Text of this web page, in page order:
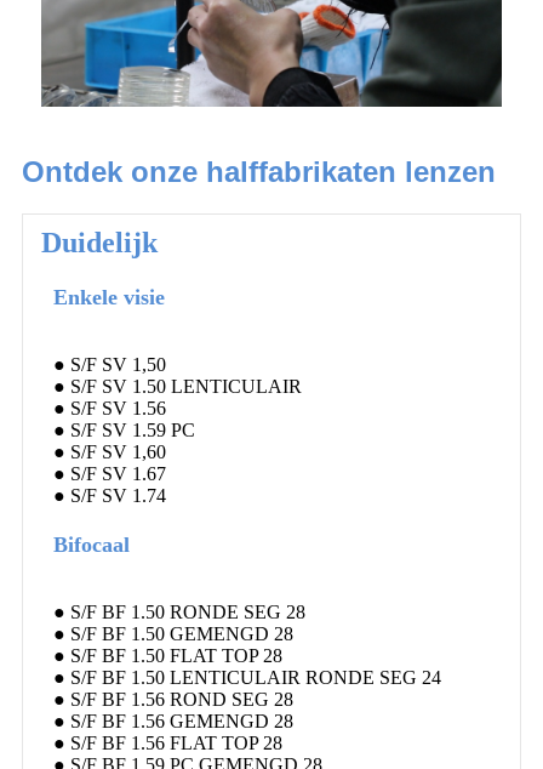
Ontdek onze halffabrikaten lenzen
Duidelijk
Enkele visie
● S/F SV 1,50
● S/F SV 1.50 LENTICULAIR
● S/F SV 1.56
● S/F SV 1.59 PC
● S/F SV 1,60
● S/F SV 1.67
● S/F SV 1.74
Bifocaal
● S/F BF 1.50 RONDE SEG 28
● S/F BF 1.50 GEMENGD 28
● S/F BF 1.50 FLAT TOP 28
● S/F BF 1.50 LENTICULAIR RONDE SEG 24
● S/F BF 1.56 ROND SEG 28
● S/F BF 1.56 GEMENGD 28
● S/F BF 1.56 FLAT TOP 28